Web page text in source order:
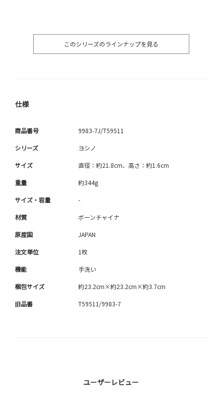
このシリーズのラインナップを見る
仕様
商品番号 9983-7J/T59511
シリーズ ヨシノ
サイズ 直径：約21.8cm、高さ：約1.6cm
重量 約344g
サイズ・容量 -
材質 ボーンチャイナ
原産国 JAPAN
注文単位 1枚
機能 手洗い
梱包サイズ 約23.2cm×約23.2cm×約3.7cm
旧品番 T59511/9983-7
ユーザーレビュー